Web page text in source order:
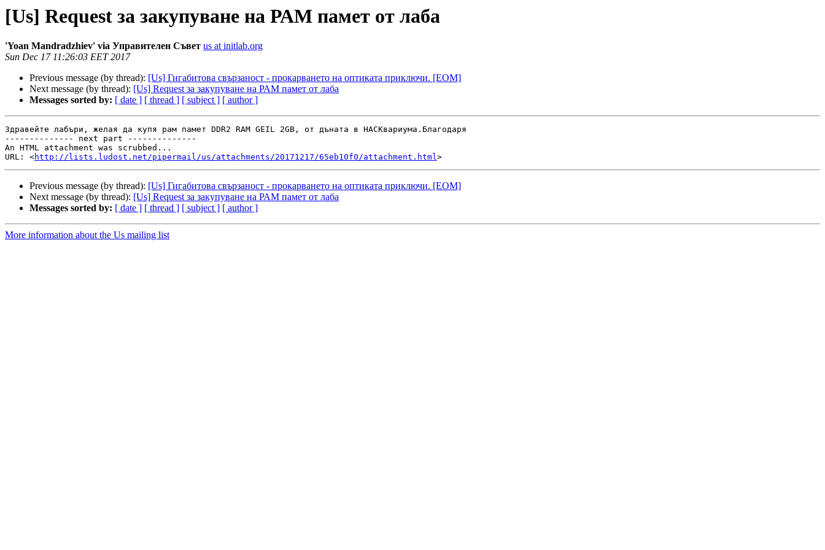
[Us] Request за закупуване на РАМ памет от лаба
'Yoan Mandradzhiev' via Управителен Съвет us at initlab.org
Sun Dec 17 11:26:03 EET 2017
Previous message (by thread): [Us] Гигабитова свързаност - прокарването на оптиката приключи. [EOM]
Next message (by thread): [Us] Request за закупуване на РАМ памет от лаба
Messages sorted by: [ date ] [ thread ] [ subject ] [ author ]
Здравейте лабъри, желая да купя рам памет DDR2 RAM GEIL 2GB, от дъната в HACKвариума.Благодаря
-------------- next part --------------
An HTML attachment was scrubbed...
URL: <http://lists.ludost.net/pipermail/us/attachments/20171217/65eb10f0/attachment.html
Previous message (by thread): [Us] Гигабитова свързаност - прокарването на оптиката приключи. [EOM]
Next message (by thread): [Us] Request за закупуване на РАМ памет от лаба
Messages sorted by: [ date ] [ thread ] [ subject ] [ author ]
More information about the Us mailing list